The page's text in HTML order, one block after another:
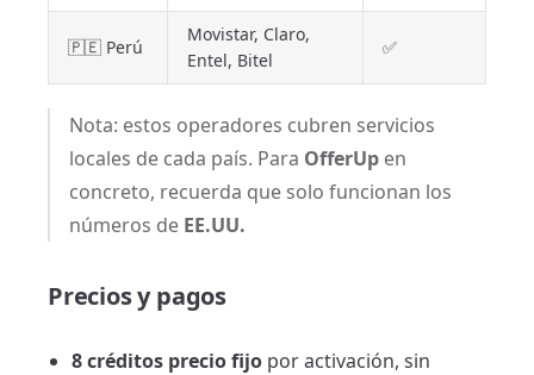
🇵🇪 Perú
Movistar, Claro,
Entel, Bitel
✅
Nota: estos operadores cubren servicios
locales de cada país. Para OfferUp en
concreto, recuerda que solo funcionan los
números de EE.UU.
Precios y pagos
8 créditos precio fijo por activación, sin